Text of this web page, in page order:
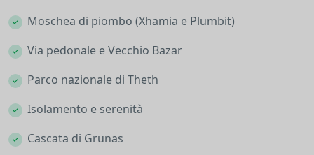
Moschea di piombo (Xhamia e Plumbit)
Via pedonale e Vecchio Bazar
Parco nazionale di Theth
Isolamento e serenità
Cascata di Grunas